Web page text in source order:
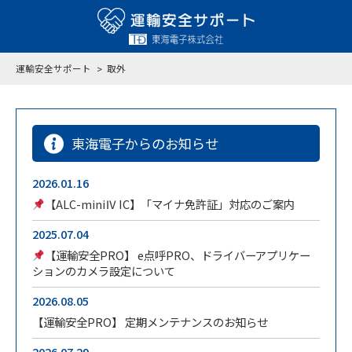
運輸安全サポート 取外
東海電子からのお知らせ
2026.01.16
【ALC-miniⅣ IC】「マイナ免許証」対応のご案内
2025.07.04
【運輸安全PRO】 e点呼PRO、ドライバーアプリケー
ションのカメラ設定について
2026.08.05
【運輸安全PRO】 定期メンテナンスのお知らせ